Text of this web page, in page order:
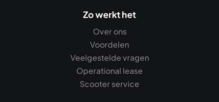
Zo werkt het
Over ons
Voordelen
Veelgestelde vragen
Operational lease
Scooter service